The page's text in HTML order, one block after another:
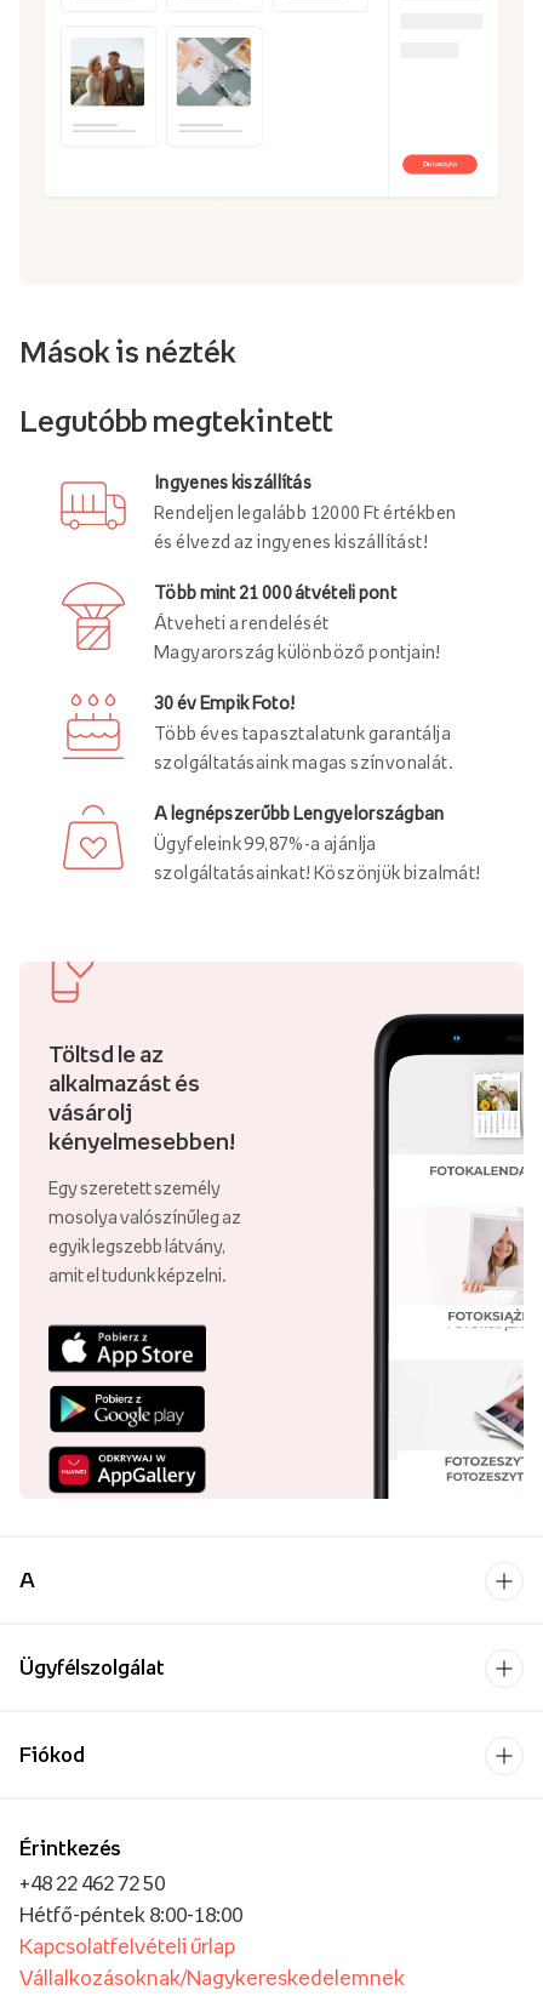
Mások is nézték
Legutóbb megtekintett
Ingyenes kiszállítás
Rendeljen legalább 12000 Ft értékben
és élvezd az ingyenes kiszállítást!
Több mint 21 000 átvételi pont
Átveheti a rendelését
Magyarország különböző pontjain!
30 év Empik Foto!
Több éves tapasztalatunk garantálja
szolgáltatásaink magas színvonalát.
A legnépszerűbb Lengyelországban
Ügyfeleink 99,87%-a ajánlja
szolgáltatásainkat! Köszönjük bizalmát!
Töltsd le az
alkalmazást és
vásárolj
kényelmesebben!
Egy szeretett személy
mosolya valószínűleg az
egyik legszebb látvány,
amit el tudunk képzelni.
A
Ügyfélszolgálat
Érintkezés
+48 22 462 72 50
Hétfő-péntek 8:00-18:00
Kapcsolatfelvételi űrlap
Vállalkozásoknak/Nagykereskedelemnek
Fiókod